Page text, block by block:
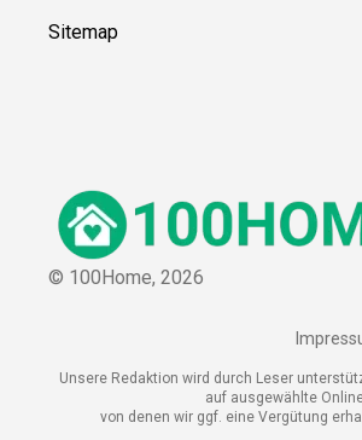
Sitemap
© 100Home, 2026
Unsere Redaktion wird durch Leser
auf ausgewählte
von denen wir ggf. eine Vergütung